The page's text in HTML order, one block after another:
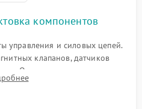
компонентов
управления и силовых цепей.
клапанов, датчиков
Оценка степени износа
колец гидросистемы